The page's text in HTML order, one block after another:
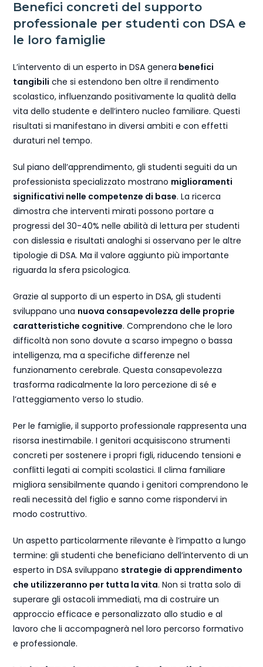
Benefici concreti del supporto
professionale per studenti con DSA e
le loro famiglie
L’intervento di un esperto in DSA genera benefici
tangibili che si estendono ben oltre il rendimento
scolastico, influenzando positivamente la qualità della
vita dello studente e dell’intero nucleo familiare. Questi
risultati si manifestano in diversi ambiti e con effetti
duraturi nel tempo.
Sul piano dell’apprendimento, gli studenti seguiti da un
professionista specializzato mostrano miglioramenti
significativi nelle competenze di base. La ricerca
dimostra che interventi mirati possono portare a
progressi del 30-40% nelle abilità di lettura per studenti
con dislessia e risultati analoghi si osservano per le altre
tipologie di DSA. Ma il valore aggiunto più importante
riguarda la sfera psicologica.
Grazie al supporto di un esperto in DSA, gli studenti
sviluppano una nuova consapevolezza delle proprie
caratteristiche cognitive. Comprendono che le loro
difficoltà non sono dovute a scarso impegno o bassa
intelligenza, ma a specifiche differenze nel
funzionamento cerebrale. Questa consapevolezza
trasforma radicalmente la loro percezione di sé e
l’atteggiamento verso lo studio.
Per le famiglie, il supporto professionale rappresenta una
risorsa inestimabile. I genitori acquisiscono strumenti
concreti per sostenere i propri figli, riducendo tensioni e
conflitti legati ai compiti scolastici. Il clima familiare
migliora sensibilmente quando i genitori comprendono le
reali necessità del figlio e sanno come rispondervi in
modo costruttivo.
Un aspetto particolarmente rilevante è l’impatto a lungo
termine: gli studenti che beneficiano dell’intervento di un
esperto in DSA sviluppano strategie di apprendimento
che utilizzeranno per tutta la vita. Non si tratta solo di
superare gli ostacoli immediati, ma di costruire un
approccio efficace e personalizzato allo studio e al
lavoro che li accompagnerà nel loro percorso formativo
e professionale.